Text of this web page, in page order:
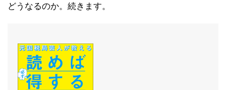
どうなるのか。続きます。